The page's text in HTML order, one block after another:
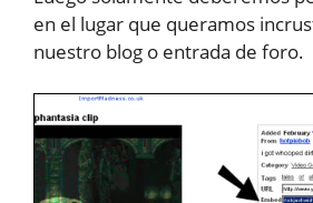
en el lugar que queramos
nuestro blog o entrada de foro.